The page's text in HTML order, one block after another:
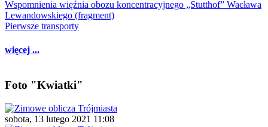
Wspomnienia więźnia obozu koncentracyjnego „Stutthof” Wacława
Lewandowskiego (fragment)
Pierwsze transporty
więcej ...
Foto "Kwiatki"
sobota, 13 lutego 2021 11:08